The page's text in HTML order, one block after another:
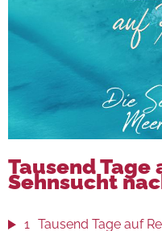
Tausend Tage
Sehnsucht
1